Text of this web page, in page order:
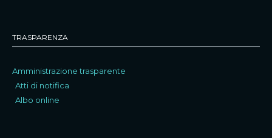
TRASPARENZA
Amministrazione trasparente
Atti di notifica
Albo online